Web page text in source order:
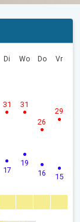
Di
17
31
Wo
19
31
Do
16
26
Vr
15
29